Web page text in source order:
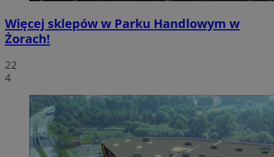
Więcej sklepów w Parku Handlowym w
Żorach!
22
4